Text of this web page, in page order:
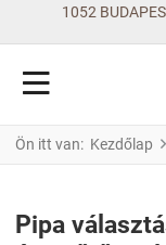
1052
Ön itt van: Kezdőlap
Pipa